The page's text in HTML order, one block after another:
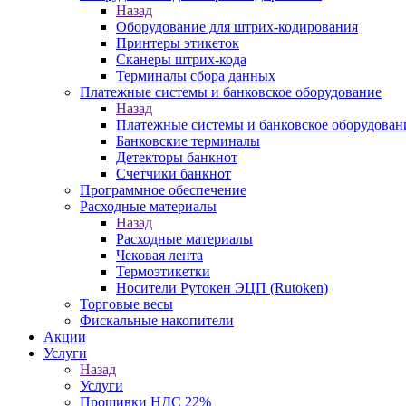
Назад
Оборудование для штрих-кодирования
Принтеры этикеток
Сканеры штрих-кода
Терминалы сбора данных
Платежные системы и банковское оборудование
Назад
Платежные системы и банковское
Банковские терминалы
Детекторы банкнот
Счетчики банкнот
Программное обеспечение
Расходные материалы
Назад
Расходные материалы
Чековая лента
Термоэтикетки
Носители Рутокен ЭЦП (Rutoken)
Торговые весы
Фискальные накопители
Акции
Услуги
Назад
Услуги
Прошивки НДС 22%